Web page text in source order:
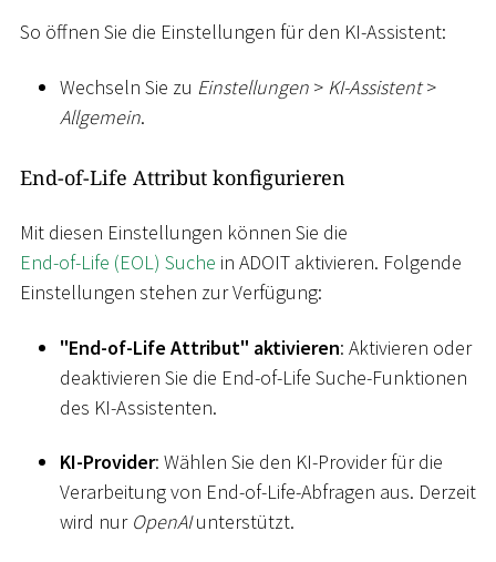
So öffnen Sie die Einstellungen für den KI-Assistent:
Wechseln Sie zu Einstellungen > KI-Assistent >
Allgemein.
End-of-Life Attribut konfigurieren
Mit diesen Einstellungen können Sie die
End-of-Life (EOL) Suche in ADOIT aktivieren. Folgende
Einstellungen stehen zur Verfügung:
"End-of-Life Attribut" aktivieren: Aktivieren oder
deaktivieren Sie die End-of-Life Suche-Funktionen
des KI-Assistenten.
KI-Provider: Wählen Sie den KI-Provider für die
Verarbeitung von End-of-Life-Abfragen aus. Derzeit
wird nur OpenAIunterstützt.